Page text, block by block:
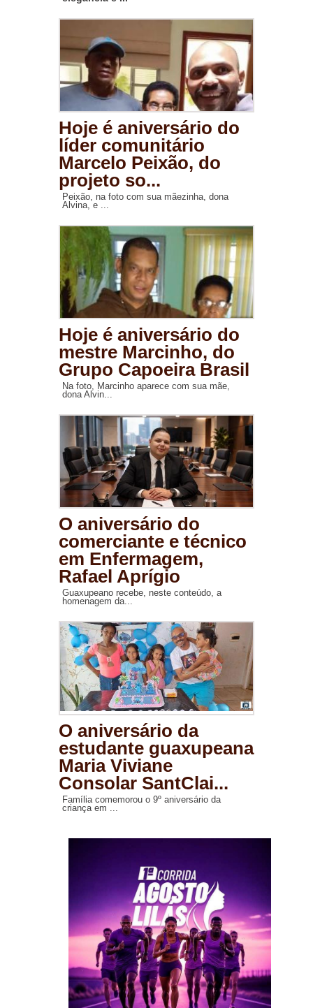
Hoje é aniversário do
líder comunitário
Marcelo Peixão, do
projeto so...
Peixão, na foto com sua mãezinha, dona
Alvina, e ...
Hoje é aniversário do
mestre Marcinho, do
Grupo Capoeira Brasil
Na foto, Marcinho aparece com sua mãe,
dona Alvin...
O aniversário do
comerciante e técnico
em Enfermagem,
Rafael Aprígio
Guaxupeano recebe, neste conteúdo, a
homenagem da...
O aniversário da
estudante guaxupeana
Maria Viviane
Consolar SantClai...
Família comemorou o 9º aniversário da
criança em ...